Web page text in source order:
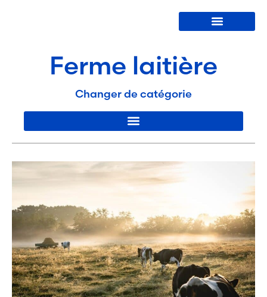
Ferme laitière
Changer de catégorie